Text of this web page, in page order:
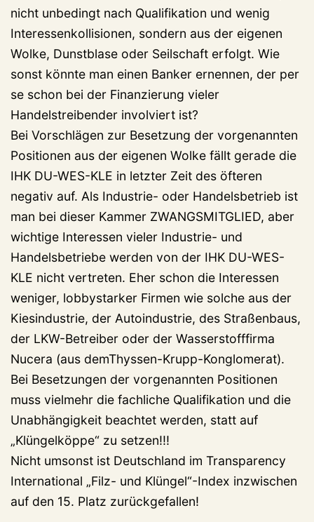
nicht unbedingt nach Qualifikation und wenig
Interessenkollisionen, sondern aus der eigenen
Wolke, Dunstblase oder Seilschaft erfolgt. Wie
sonst könnte man einen Banker ernennen, der per
se schon bei der Finanzierung vieler
Handelstreibender involviert ist?
Bei Vorschlägen zur Besetzung der vorgenannten
Positionen aus der eigenen Wolke fällt gerade die
IHK DU-WES-KLE in letzter Zeit des öfteren
negativ auf. Als Industrie- oder Handelsbetrieb ist
man bei dieser Kammer ZWANGSMITGLIED, aber
wichtige Interessen vieler Industrie- und
Handelsbetriebe werden von der IHK DU-WES-
KLE nicht vertreten. Eher schon die Interessen
weniger, lobbystarker Firmen wie solche aus der
Kiesindustrie, der Autoindustrie, des Straßenbaus,
der LKW-Betreiber oder der Wasserstofffirma
Nucera (aus demThyssen-Krupp-Konglomerat).
Bei Besetzungen der vorgenannten Positionen
muss vielmehr die fachliche Qualifikation und die
Unabhängigkeit beachtet werden, statt auf
„Klüngelköppe“ zu setzen!!!
Nicht umsonst ist Deutschland im Transparency
International „Filz- und Klüngel“-Index inzwischen
auf den 15. Platz zurückgefallen!